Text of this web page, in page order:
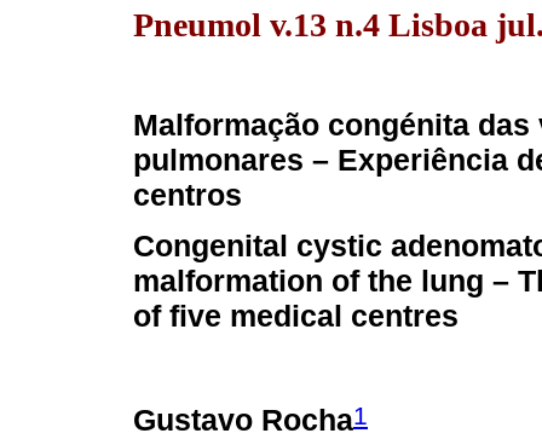
Pneumol v.13 n.4 Lisboa
Malformação congénita das
pulmonares – Experiência
centros
Congenital cystic
malformation of the lung –
of five medical centres
Gustavo Rocha1